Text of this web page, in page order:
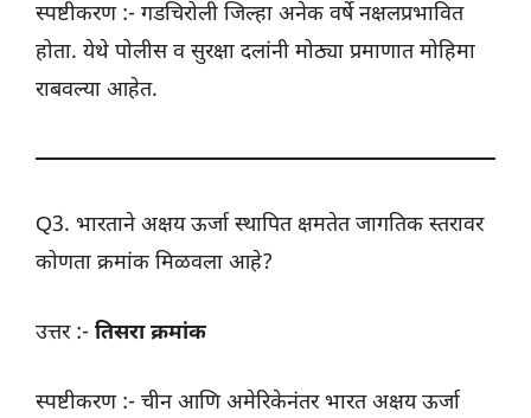
स्पष्टीकरण :- गडचिरोली जिल्हा अनेक वर्षे नक्षलप्रभावित
होता. येथे पोलीस व सुरक्षा दलांनी मोठ्या प्रमाणात मोहिमा
राबवल्या आहेत.
Q3. भारताने अक्षय ऊर्जा स्थापित क्षमतेत जागतिक स्तरावर
कोणता क्रमांक मिळवला आहे?
उत्तर :- तिसरा क्रमांक
स्पष्टीकरण :- चीन आणि अमेरिकेनंतर भारत अक्षय ऊर्जा